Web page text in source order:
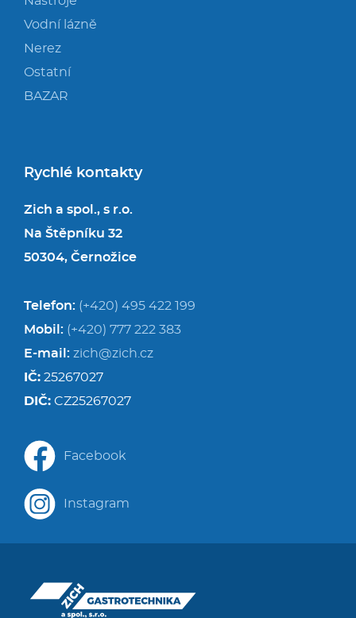
Vodní lázně
Nerez
Ostatní
BAZAR
Rychlé kontakty
Zich a spol., s r.o.
Na Štěpníku 32
50304, Černožice
Telefon: (+420) 495 422 199
Mobil: (+420) 777 222 383
E-mail: zich@zich.cz
IČ: 25267027
DIČ: CZ25267027
Facebook
Instagram